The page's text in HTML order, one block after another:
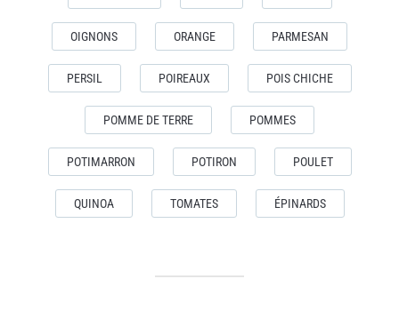
OIGNONS ORANGE PARMESAN
PERSIL POIREAUX POIS CHICHE
POMME DE TERRE POMMES
POTIMARRON POTIRON POULET
QUINOA TOMATES ÉPINARDS